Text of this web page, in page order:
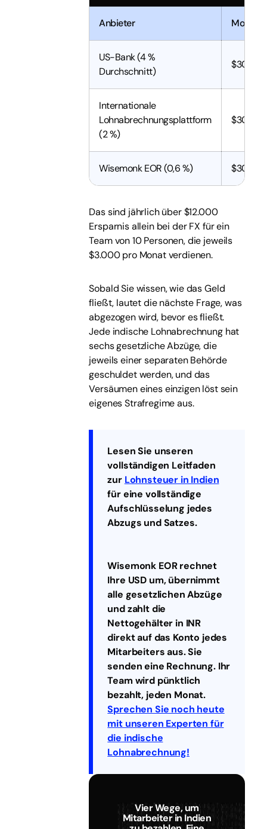
Anbieter
US-Bank (4 %
Durchschnitt)
$30.000
Internationale
Lohnabrechnungsplattform
(2 %)
$30.000
Wisemonk EOR (0,6 %) $30.000
Das sind jährlich über $12.000
Ersparnis allein bei der FX für ein
Team von 10 Personen, die jeweils
$3.000 pro Monat verdienen.
Sobald Sie wissen, wie das Geld
fließt, lautet die nächste Frage, was
abgezogen wird, bevor es fließt.
Jede indische Lohnabrechnung hat
sechs gesetzliche Abzüge, die
jeweils einer separaten Behörde
geschuldet werden, und das
Versäumen eines einzigen löst sein
eigenes Strafregime aus.
Lesen Sie unseren
vollständigen Leitfaden
zur Lohnsteuer in Indien
für eine vollständige
Aufschlüsselung jedes
Abzugs und Satzes.
Wisemonk EOR rechnet
Ihre USD um, übernimmt
alle gesetzlichen Abzüge
und zahlt die
Nettogehälter in INR
direkt auf das Konto jedes
Mitarbeiters aus. Sie
senden eine Rechnung. Ihr
Team wird pünktlich
bezahlt, jeden Monat.
Sprechen Sie noch heute
mit unseren Experten für
die indische
Lohnabrechnung!
Vier Wege, um
Mitarbeiter in Indien